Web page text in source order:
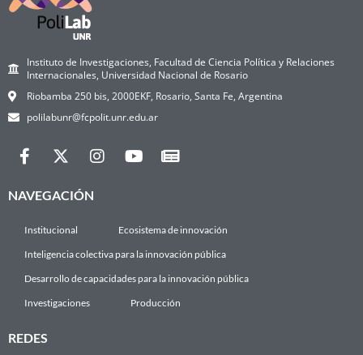
Instituto de Investigaciones, Facultad de Ciencia Política y Relaciones
Internacionales, Universidad Nacional de Rosario
Riobamba 250 bis, 2000EKF, Rosario, Santa Fe, Argentina
polilabunr@fcpolit.unr.edu.ar
NAVEGACIÓN
Institucional
Ecosistema de innovación
Inteligencia colectiva para la innovación pública
Desarrollo de capacidades para la innovación pública
Investigaciones
Producción
REDES